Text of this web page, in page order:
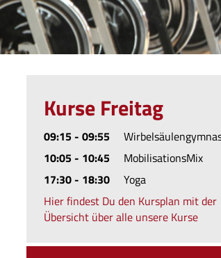
Kurse Freitag
09:15 - 09:55
10:05 - 10:45
MobilisationsMix
17:30 - 18:30
Yoga
Hier findest Du den Kursplan mit der
Übersicht über alle unsere Kurse